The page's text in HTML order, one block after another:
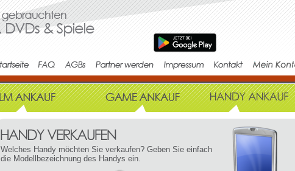
Welches Handy möchten Sie verkaufen? Geben Sie einfach
die Modellbezeichnung des Handys ein.